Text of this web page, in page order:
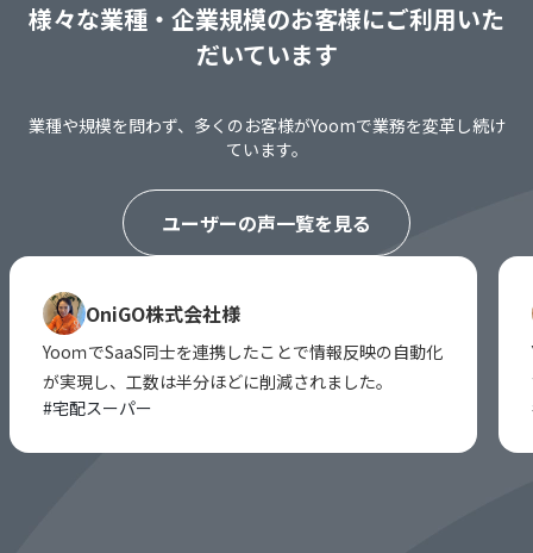
様々な業種・企業規模のお客様にご利用いた
だいています
業種や規模を問わず、多くのお客様がYoomで業務を変革し続け
ています。
ユーザーの声一覧を見る
OniGO株式会社様
YooｍでSaaS同士を連携したことで情報反映の自動化
が実現し、工数は半分ほどに削減されました。
#宅配スーパー